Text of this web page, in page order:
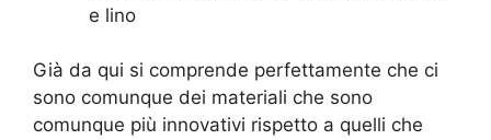
e lino
Già da qui si comprende perfettamente che ci
sono comunque dei materiali che sono
comunque più innovativi rispetto a quelli che